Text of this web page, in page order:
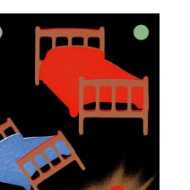
ECHOWAH ISLAND